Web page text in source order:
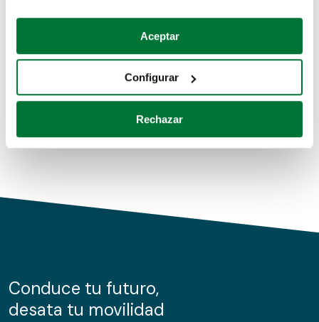
Si lo permite, también quisiéramos:
Recopilar información sobre su ubicación geográfica
Identificar su dispositivo analizándolo activamente
para buscar características específicas (huellas
Obtenga más información sobre cómo se procesan sus
de cookies.
información sobre el uso que haga del sitio web con
nuestros partners de redes sociales, publicidad y análisis
Aceptar
Configurar
Rechazar
Coches de segunda mano
Coches de km0
Conduce tu futuro,
desata tu movilidad